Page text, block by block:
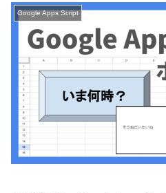
Google Apps Script